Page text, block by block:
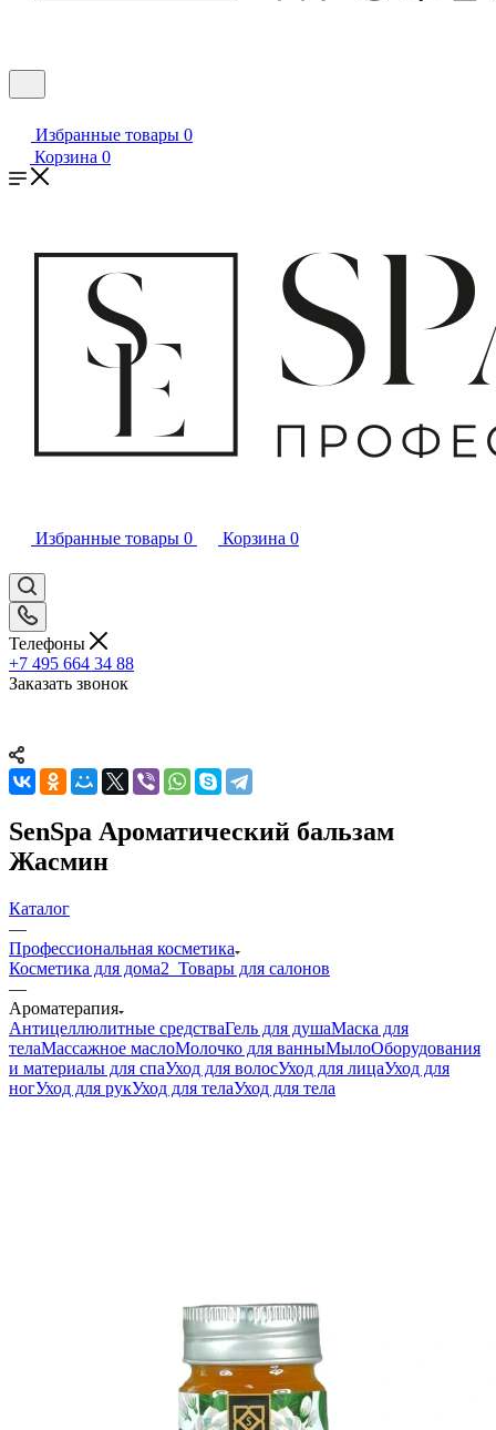
Избранные товары 0
Корзина 0
Избранные товары 0 Корзина 0
Телефоны
+7 495 664 34 88
Заказать звонок
SenSpa Ароматический бальзам
Жасмин
Каталог
—
Профессиональная косметика
Косметика для дома2_Товары для салонов
—
Ароматерапия
Антицеллюлитные средстваГель для душаМаска для
телаМассажное маслоМолочко для ванныМылоОборудования
и материалы для спаУход для волосУход для лицаУход для
ногУход для рукУход для телаУход для тела